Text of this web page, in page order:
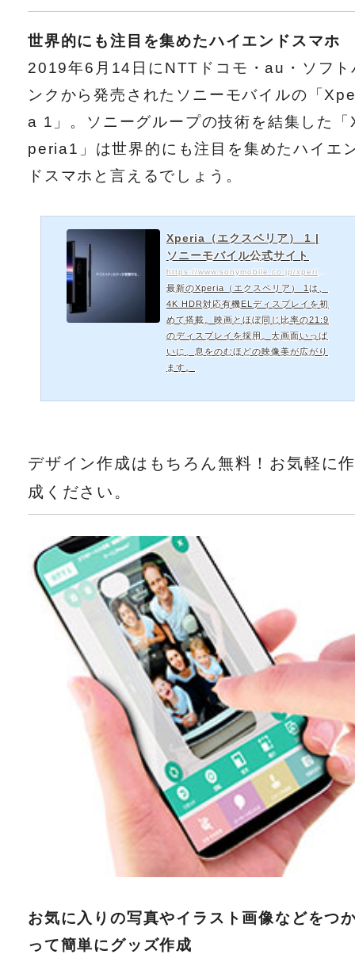
世界的にも注目を集めたハイエンドスマホ
2019年6月14日にNTTドコモ・au・ソフト
ンクから発売されたソニーモバイルの「
a 1」。ソニーグループの技術を結集した「
peria1」は世界的にも注目を集めたハイエ
ドスマホと言えるでしょう。
Xperia（エクスペリア） 1 |
ソニーモバイル公式サイト
https://www.sonymobile.co.jp/xperia/xperia1/
最新のXperia（エクスペリア） 1は、
4K HDR対応有機ELディスプレイを初
めて搭載。映画とほぼ同じ比率の21:9
のディスプレイを採用。大画面いっぱ
いに、息をのむほどの映像美が広がり
ます。
デザイン作成はもちろん無料！お気軽に
成ください。
お気に入りの写真やイラスト画像などをつ
って簡単にグッズ作成